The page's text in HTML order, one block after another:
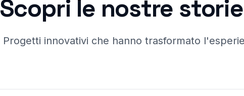
Scopri le nostre
Progetti innovativi che hanno trasformato